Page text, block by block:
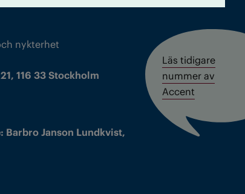
nykterhet
116 33 Stockholm
Janson Lundkvist,
Läs tidigare
nummer av
Accent